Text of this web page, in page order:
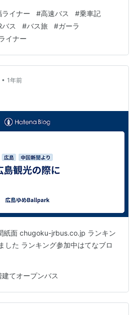
に便利な高速バス路線です。 2025
面の間運休となったJRバス中国の
たので、その快適さを詳しくレポ
はこのような読者におすすめ！
りたい 「広福ライナー」の座席情
ライナー #高速バス #乗車記
バス #バス旅 #ガーラ
イナー
• 1年前
紙面 chugoku-jrbus.co.jp ランキン
した ランキング参加中はてなブロ
建てオープンバス